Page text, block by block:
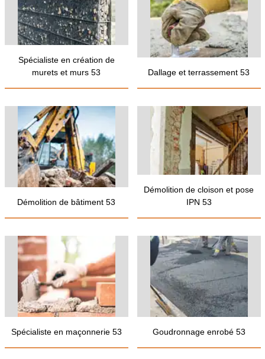
Spécialiste en création de
murets et murs 53
Dallage et terrassement 53
Démolition de bâtiment 53
Démolition de cloison et pose
IPN 53
Spécialiste en maçonnerie 53 Goudronnage enrobé 53